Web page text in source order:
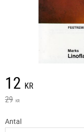
Nedsatt pris:
12 KR
Ordinarie pris:
29 KR
Antal